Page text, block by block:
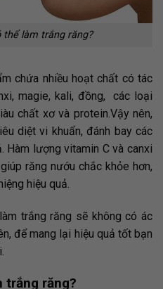
thể làm trắng răng?
chứa nhiều hoạt chất có tác
magie, kali, đồng, các loại
chất xơ và protein.Vậy nên,
diệt vi khuẩn, đánh bay các
Hàm lượng vitamin C và canxi
răng nướu chắc khỏe hơn,
hiệu quả.
trắng răng sẽ không có ác
để mang lại hiệu quả tốt bạn
trắng răng?